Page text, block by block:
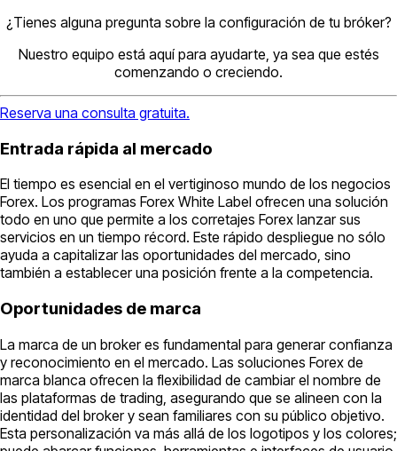
¿Tienes alguna pregunta sobre la configuración de tu bróker?
Nuestro equipo está aquí para ayudarte, ya sea que estés
comenzando o creciendo.
Reserva una consulta gratuita.
Entrada rápida al mercado
El tiempo es esencial en el vertiginoso mundo de los negocios
Forex. Los programas Forex White Label ofrecen una solución
todo en uno que permite a los corretajes Forex lanzar sus
servicios en un tiempo récord. Este rápido despliegue no sólo
ayuda a capitalizar las oportunidades del mercado, sino
también a establecer una posición frente a la competencia.
Oportunidades de marca
La marca de un broker es fundamental para generar confianza
y reconocimiento en el mercado. Las soluciones Forex de
marca blanca ofrecen la flexibilidad de cambiar el nombre de
las plataformas de trading, asegurando que se alineen con la
identidad del broker y sean familiares con su público objetivo.
Esta personalización va más allá de los logotipos y los colores;